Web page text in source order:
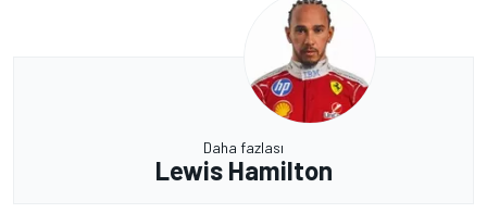
Daha fazlası
Lewis Hamilton